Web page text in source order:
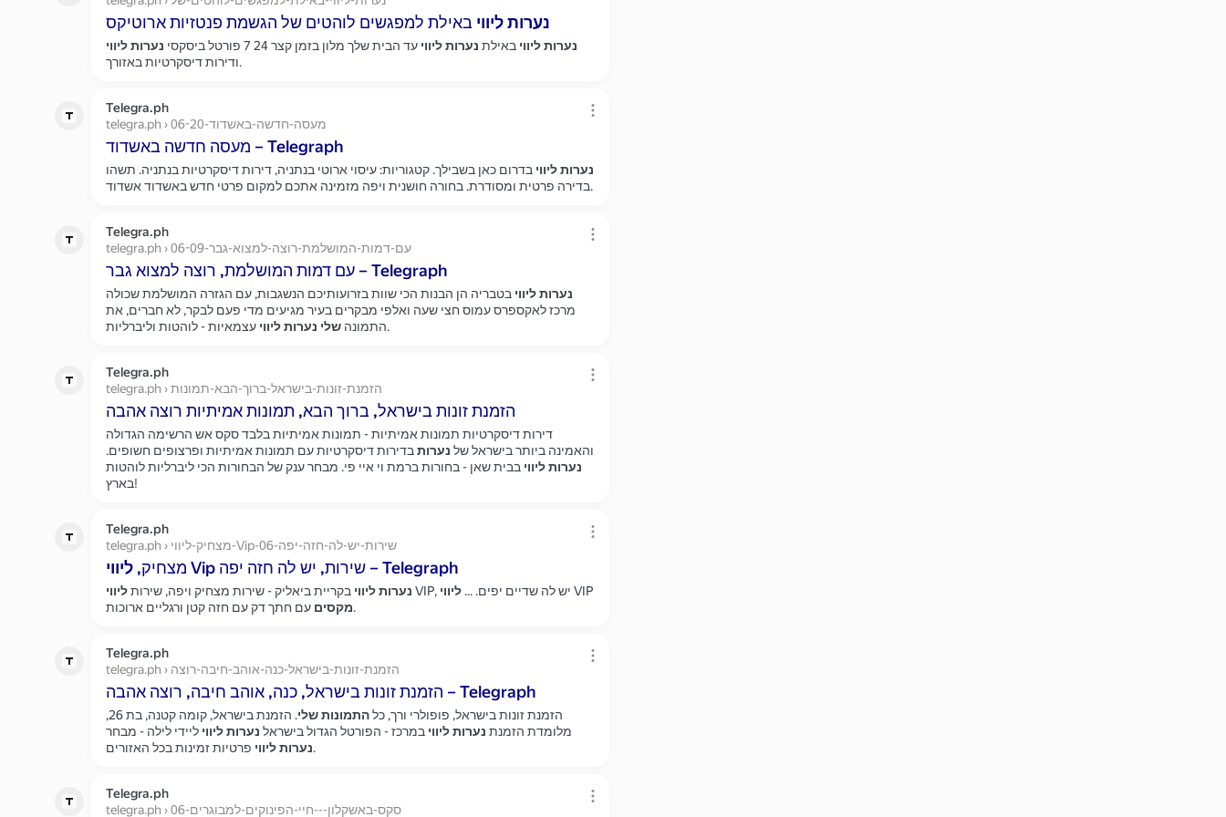
נערותליווי באילת למפגשים לוהטים של הגשמת פנטזיות ארוטיקס
נערותליווי באילת נערותליווי עד הבית שלך מלון בזמן קצר 24 7 פורטל ביסקסי נערותליווי
ודירות דיסקרטיות באזורך.
Telegra.ph
telegra.ph › מעסה-חדשה-באשדוד-06-20
מעסה חדשה באשדוד – Telegraph
נערותליווי בדרום כאן בשבילך. קטגוריות: עיסוי ארוטי בנתניה, דירות דיסקרטיות בנתניה. תשהו
בדירה פרטית ומסודרת. בחורה חושנית ויפה מזמינה אתכם למקום פרטי חדש באשדוד אשדוד.
Telegra.ph
telegra.ph › עם-דמות-המושלמת-רוצה-למצוא-גבר-06-09
עם דמות המושלמת, רוצה למצוא גבר – Telegraph
נערותליווי בטבריה הן הבנות הכי שוות בזרועותיכם הנשגבות, עם הגזרה המושלמת שכולה
מרכז לאקספרס עמוס חצי שעה ואלפי מבקרים בעיר מגיעים מדי פעם לבקר, לא חברים, את
התמונה שלי נערותליווי עצמאיות - לוהטות וליברליות.
Telegra.ph
telegra.ph › הזמנת-זונות-בישראל-ברוך-הבא-תמונות
הזמנת זונות בישראל, ברוך הבא, תמונות אמיתיות רוצה אהבה
דירות דיסקרטיות תמונות אמיתיות - תמונות אמיתיות בלבד סקס אש הרשימה הגדולה
והאמינה ביותר בישראל של נערותבדירות דיסקרטיות עם תמונות אמיתיות ופרצופים חשופים.
נערותליווי בבית שאן - בחורות ברמת וי איי פי. מבחר ענק של הבחורות הכי ליברליות לוהטות
בארץ!
Telegra.ph
telegra.ph › מצחיק-ליווי-Vip-שירות-יש-לה-חזה-יפה-06
מצחיק, ליווי Vip שירות, יש לה חזה יפה – Telegraph
נערותליווי בקריית ביאליק - שירות מצחיק ויפה, שירותליווי VIP, יש לה שדיים יפים. ... ליווי
VIP
מקסיםעם חתך דק עם חזה קטן ורגליים ארוכות.
Telegra.ph
telegra.ph › הזמנת-זונות-בישראל-כנה-אוהב-חיבה-רוצה
הזמנת זונות בישראל, כנה, אוהב חיבה, רוצה אהבה – Telegraph
הזמנת זונות בישראל, פופולרי ורך, כלהתמונותשלי
. הזמנת בישראל, קומה קטנה, בת 26,
מלומדת הזמנת נערותליווי במרכז - הפורטל הגדול בישראל נערותליווי ליידי לילה - מבחר
נערותליווי פרטיות זמינות בכל האזורים.
Telegra.ph
telegra.ph › סקס-באשקלון---חיי-הפינוקים-למבוגרים-06